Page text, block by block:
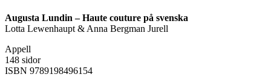
Augusta Lundin – Haute couture på svenska
Lotta Lewenhaupt & Anna Bergman Jurell
Appell
148 sidor
ISBN 9789198496154